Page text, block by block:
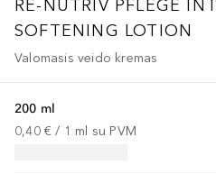
RE-NUTRIV PFLEGE
SOFTENING LOTION
Valomasis veido kremas
200 ml
0,40 € / 1 ml su PVM